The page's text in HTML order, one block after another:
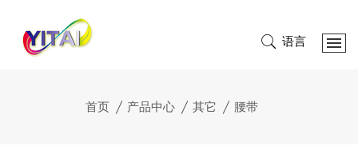
语言
首页 产品中心 其它 腰带